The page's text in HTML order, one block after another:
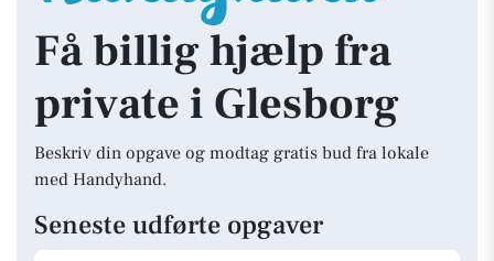
Få billig hjælp fra
private i Glesborg
Beskriv din opgave og modtag gratis bud fra lokale
med Handyhand.
Seneste udførte opgaver